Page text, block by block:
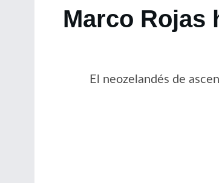
Marco Rojas
El neozelandés de